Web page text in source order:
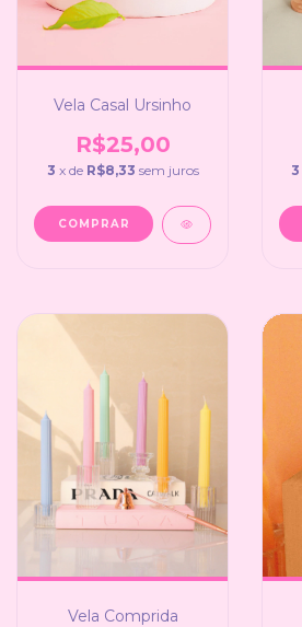
Vela Casal Ursinho
R$25,00
3 x de R$8,33 sem juros 3
Vela Comprida